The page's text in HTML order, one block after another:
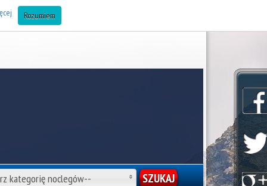
OBIEKT DO BAZY (Noclegi Zakopane) »
kategorię noclegów--
Rozumiem